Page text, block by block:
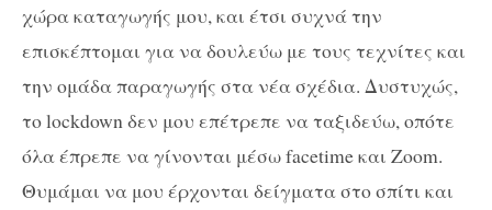
χώρα καταγωγής μου, και έτσι συχνά την
επισκέπτομαι για να δουλεύω με τους τεχνίτες και
την ομάδα παραγωγής στα νέα σχέδια. Δυστυχώς,
το lockdown δεν μου επέτρεπε να ταξιδεύω, οπότε
όλα έπρεπε να γίνονται μέσω facetime και Ζoom.
Θυμάμαι να μου έρχονται δείγματα στο σπίτι και